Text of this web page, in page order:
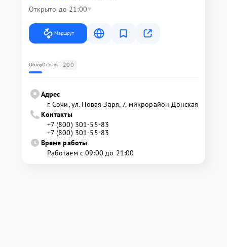
Открыто до 21:00
Маршрут
ОбзорОтзывы 200
Адрес
г. Сочи, ул. Новая Заря, 7, микрорайон Донская
Контакты
+7 (800) 301-55-83
+7 (800) 301-55-83
Время работы
Работаем с 09:00 до 21:00